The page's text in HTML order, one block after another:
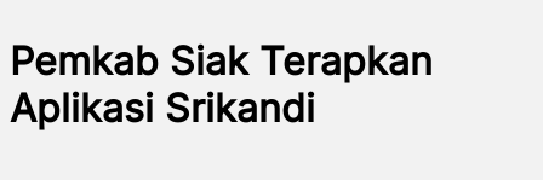
Pemkab Siak Terapkan
Aplikasi Srikandi